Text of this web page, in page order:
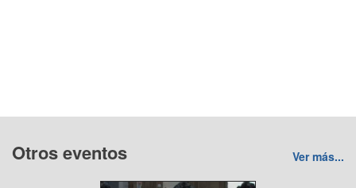
Otros eventos Ver más...